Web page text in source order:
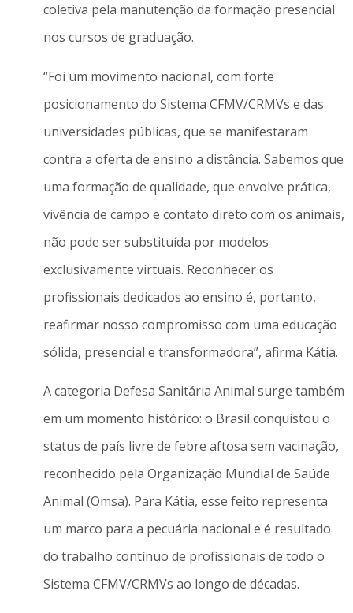
coletiva pela manutenção da formação presencial
nos cursos de graduação.
“Foi um movimento nacional, com forte
posicionamento do Sistema CFMV/CRMVs e das
universidades públicas, que se manifestaram
contra a oferta de ensino a distância. Sabemos que
uma formação de qualidade, que envolve prática,
vivência de campo e contato direto com os animais,
não pode ser substituída por modelos
exclusivamente virtuais. Reconhecer os
profissionais dedicados ao ensino é, portanto,
reafirmar nosso compromisso com uma educação
sólida, presencial e transformadora”, afirma Kátia.
A categoria Defesa Sanitária Animal surge também
em um momento histórico: o Brasil conquistou o
status de país livre de febre aftosa sem vacinação,
reconhecido pela Organização Mundial de Saúde
Animal (Omsa). Para Kátia, esse feito representa
um marco para a pecuária nacional e é resultado
do trabalho contínuo de profissionais de todo o
Sistema CFMV/CRMVs ao longo de décadas.